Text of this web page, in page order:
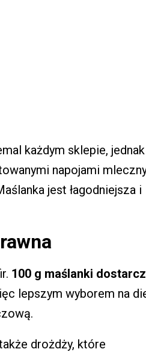
każdym sklepie, jednak
napojami
jest łagodniejsza i
100 g maślanki
lepszym wyborem na
drożdży, które